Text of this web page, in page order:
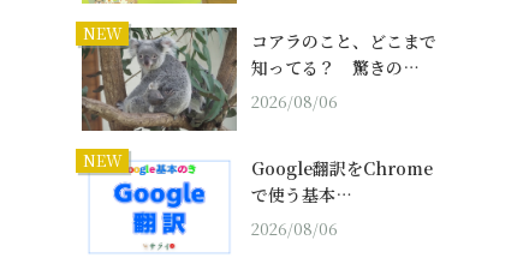
NEW
コアラのこと、どこまで
知ってる？ 驚きの…
2026/08/06
NEW
Google翻訳をChrome
で使う基本…
2026/08/06